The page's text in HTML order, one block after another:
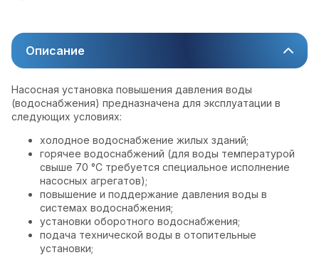
Описание
Насосная установка повышения давления воды
(водоснабжения) предназначена для эксплуатации в
следующих условиях:
холодное водоснабжение жилых зданий;
горячее водоснабжений (для воды температурой
свыше 70 °C требуется специальное исполнение
насосных агрегатов);
повышение и поддержание давления воды в
системах водоснабжения;
установки оборотного водоснабжения;
подача технической воды в отопительные
установки;